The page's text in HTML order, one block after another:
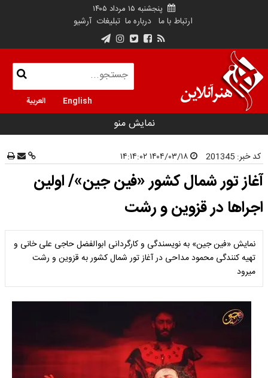
پنجشنبه ۱۵ مرداد ۱۴۰۵
ارتباط با ما درباره ما تبلیغات آرشیو
English العربية
نمایش منو
کد خبر: 201345
آغاز تور شمال کشور «فین جین»/ اولین
اجراها در قزوین و رشت
نمایش «فین جین» به نویسندگی و کارگردانی ابوالفضل حاجی علی خانی و
تهیه کنندگی محمود مداحی در آغاز تور شمال کشور به قزوین و رشت
میرود